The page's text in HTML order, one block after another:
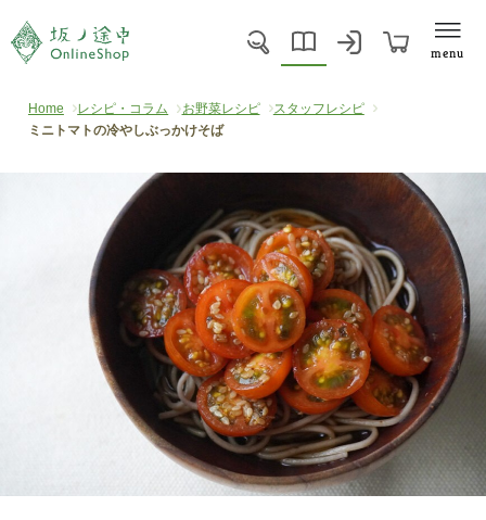
menu
Home レシピ・コラム お野菜レシピ
スタッフレシピ
ミニトマトの冷やしぶっかけそば